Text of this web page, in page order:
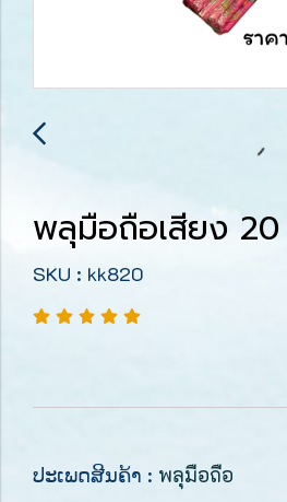
พลุมือถือเสียง
SKU : kk820
ປະເພດສີນຄ້າ : พลุมือถือ